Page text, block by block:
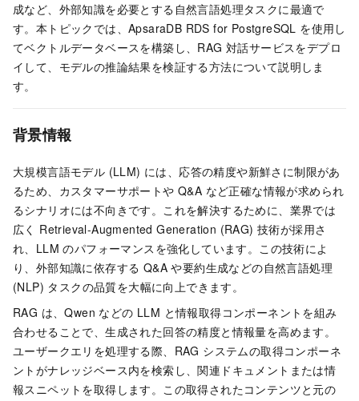
成など、外部知識を必要とする自然言語処理タスクに最適で
す。本トピックでは、ApsaraDB RDS for PostgreSQL を使用し
てベクトルデータベースを構築し、RAG 対話サービスをデプロ
イして、モデルの推論結果を検証する方法について説明しま
す。
背景情報
大規模言語モデル (LLM) には、応答の精度や新鮮さに制限があ
るため、カスタマーサポートや Q&A など正確な情報が求められ
るシナリオには不向きです。これを解決するために、業界では
広く Retrieval-Augmented Generation (RAG) 技術が採用さ
れ、LLM のパフォーマンスを強化しています。この技術によ
り、外部知識に依存する Q&A や要約生成などの自然言語処理
(NLP) タスクの品質を大幅に向上できます。
RAG は、Qwen などの LLM と情報取得コンポーネントを組み
合わせることで、生成された回答の精度と情報量を高めます。
ユーザークエリを処理する際、RAG システムの取得コンポーネ
ントがナレッジベース内を検索し、関連ドキュメントまたは情
報スニペットを取得します。この取得されたコンテンツと元の